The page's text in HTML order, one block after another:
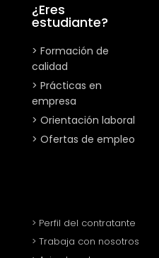
¿Eres
estudiante?
> Formación de
calidad
> Prácticas en
empresa
> Orientación laboral
> Ofertas de empleo
> Perfil del contratante
> Trabaja con nosotros